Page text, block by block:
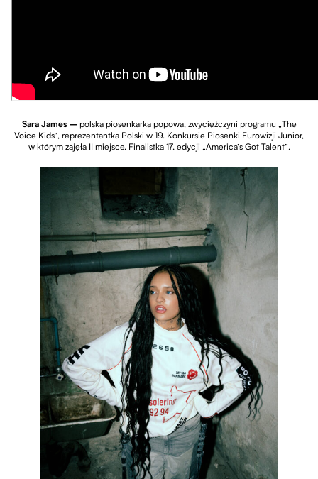
Sara James –polska piosenkarka popowa, zwyciężczyni programu „The
Voice Kids”, reprezentantka Polski w 19. Konkursie Piosenki Eurowizji Junior,
w którym zajęła II miejsce. Finalistka 17. edycji „America’s Got Talent”.